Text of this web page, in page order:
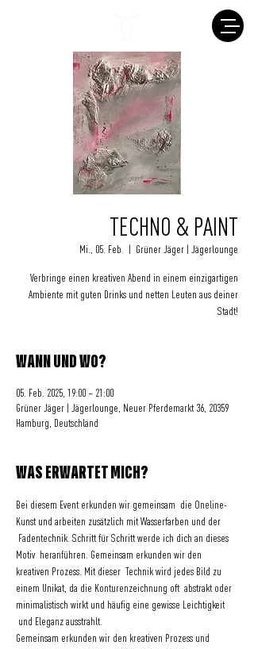
TECHNO & PAINT
Mi., 05. Feb. Grüner Jäger | Jägerlounge
Verbringe einen kreativen Abend in einem einzigartigen
Ambiente mit guten Drinks und netten Leuten aus deiner
Stadt!
WANN UND WO?
05. Feb. 2025, 19:00 – 21:00
Grüner Jäger | Jägerlounge, Neuer Pferdemarkt 36, 20359
Hamburg, Deutschland
WAS ERWARTET MICH?
Bei diesem Event erkunden wir gemeinsam  die Oneline-
Kunst und arbeiten zusätzlich mit Wasserfarben und der
Fadentechnik. Schritt für Schritt werde ich dich an dieses
Motiv  heranführen. Gemeinsam erkunden wir den
kreativen Prozess. Mit dieser  Technik wird jedes Bild zu
einem Unikat, da die Konturenzeichnung oft  abstrakt oder
minimalistisch wirkt und häufig eine gewisse Leichtigkeit
und Eleganz ausstrahlt.
Gemeinsam erkunden wir den kreativen Prozess und